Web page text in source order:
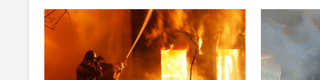
önlenebilir?
Ormanlar
getirilebilir
mi?